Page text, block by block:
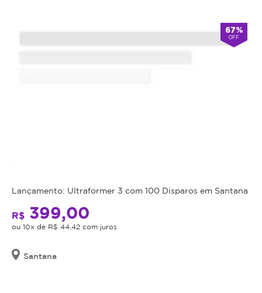
67%
OFF
Lançamento: Ultraformer 3 com 100 Disparos em Santana
R$ 399,00
ou 10x de R$ 44,42 com juros
Santana